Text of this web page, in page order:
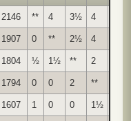
2146 ** 4 3½ 4
1907 0 ** 2½ 4
1804 ½ 1½ ** 2
1794 0 0 2 **
1607 1 0 0 1½